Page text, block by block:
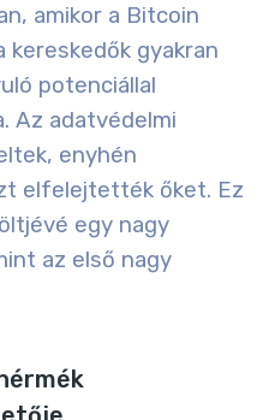
amikor a Bitcoin
kereskedők gyakran
potenciállal
Az adatvédelmi
enyhén
elfelejtették őket. Ez
egy nagy
az első nagy